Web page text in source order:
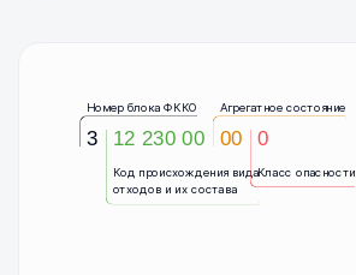
3
Номер блока ФККО
Код происхождения вида
отходов и их состава
12 230 00
Агрегатное состояние
00
Класс опасности
0